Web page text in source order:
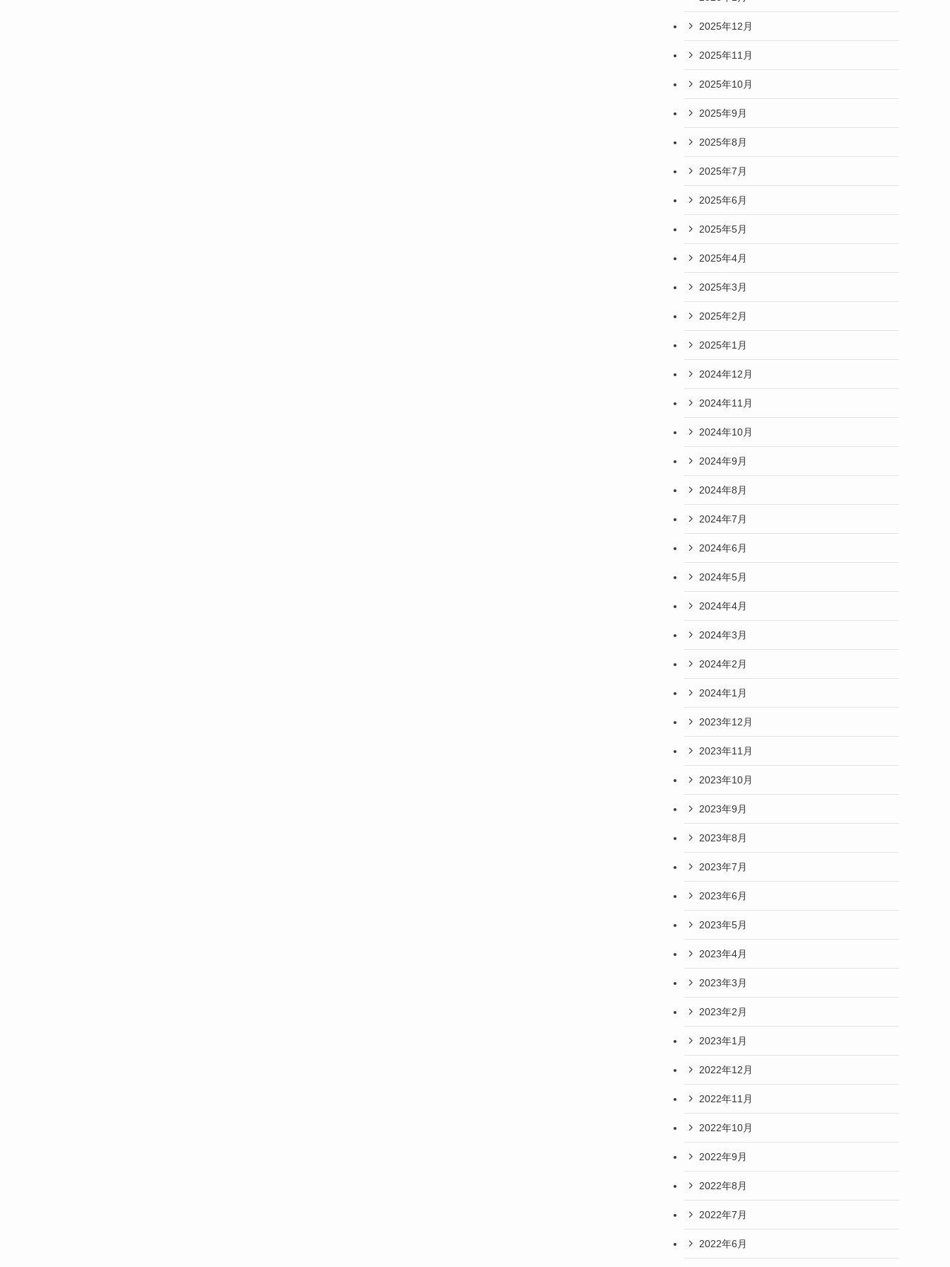
2025年12月
2025年11月
2025年10月
2025年9月
2025年8月
2025年7月
2025年6月
2025年5月
2025年4月
2025年3月
2025年2月
2025年1月
2024年12月
2024年11月
2024年10月
2024年9月
2024年8月
2024年7月
2024年6月
2024年5月
2024年4月
2024年3月
2024年2月
2024年1月
2023年12月
2023年11月
2023年10月
2023年9月
2023年8月
2023年7月
2023年6月
2023年5月
2023年4月
2023年3月
2023年2月
2023年1月
2022年12月
2022年11月
2022年10月
2022年9月
2022年8月
2022年7月
2022年6月